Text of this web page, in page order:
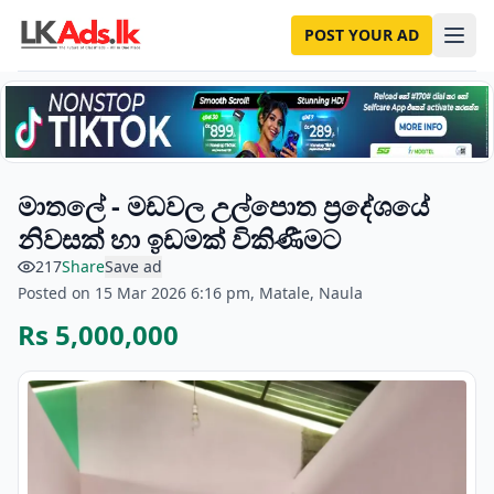
POST YOUR AD
මාතලේ - මඩවල උල්පොත ප්‍රදේශයේ
නිවසක් හා ඉඩමක් විකිණීමට
217ShareSave ad
Posted on 15 Mar 2026 6:16 pm, Matale, Naula
Rs 5,000,000